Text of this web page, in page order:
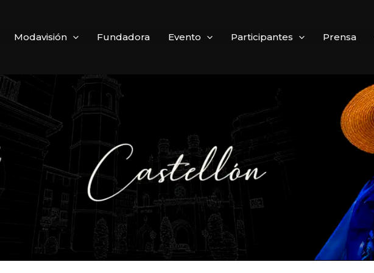
Modavisión Fundadora Evento Participantes Prensa